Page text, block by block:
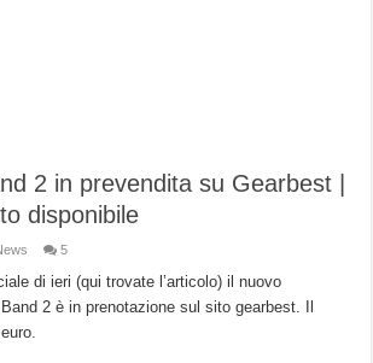
2 in prevendita su Gearbest |
disponibile
5
di ieri (qui trovate l’articolo) il nuovo
2 è in prenotazione sul sito gearbest. Il